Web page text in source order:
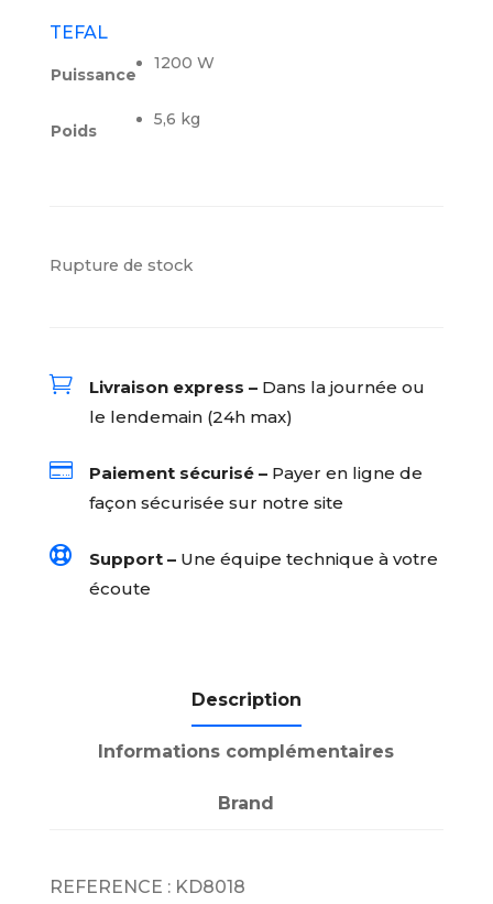
TEFAL
Puissance
1200 W
Poids
5,6 kg
Rupture de stock
 Livraison express –Dans la journée ou
le lendemain (24h max)
 Paiement sécurisé –Payer en ligne de
façon sécurisée sur notre site
 Support –Une équipe technique à votre
écoute
Description
Informations complémentaires
Brand
REFERENCE : KD8018